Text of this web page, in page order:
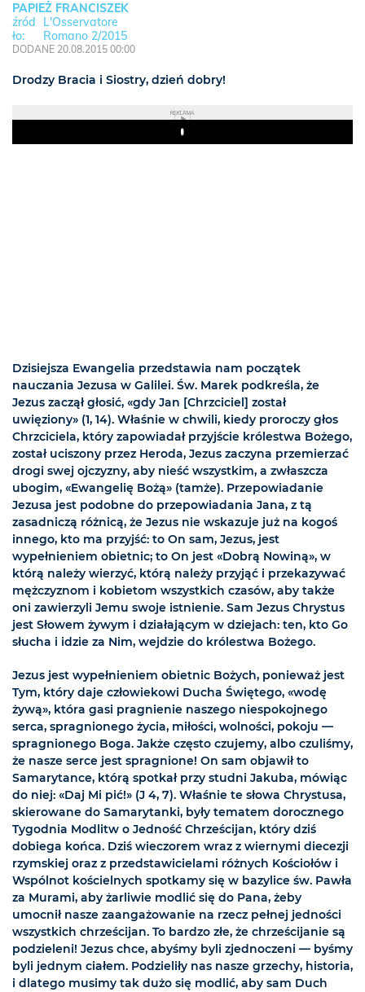
PAPIEŻ FRANCISZEK
L'Osservatore
Romano 2/2015
DODANE 20.08.2015 00:00
Drodzy Bracia i Siostry, dzień dobry!
REKLAMA
Play
Dzisiejsza Ewangelia przedstawia nam początek
nauczania Jezusa w Galilei. Św. Marek podkreśla, że
Jezus zaczął głosić, «gdy Jan [Chrzciciel] został
uwięziony» (1, 14). Właśnie w chwili, kiedy proroczy głos
Chrzciciela, który zapowiadał przyjście królestwa Bożego,
został uciszony przez Heroda, Jezus zaczyna przemierzać
drogi swej ojczyzny, aby nieść wszystkim, a zwłaszcza
ubogim, «Ewangelię Bożą» (tamże). Przepowiadanie
Jezusa jest podobne do przepowiadania Jana, z tą
zasadniczą różnicą, że Jezus nie wskazuje już na kogoś
innego, kto ma przyjść: to On sam, Jezus, jest
wypełnieniem obietnic; to On jest «Dobrą Nowiną», w
którą należy wierzyć, którą należy przyjąć i przekazywać
mężczyznom i kobietom wszystkich czasów, aby także
oni zawierzyli Jemu swoje istnienie. Sam Jezus Chrystus
jest Słowem żywym i działającym w dziejach: ten, kto Go
słucha i idzie za Nim, wejdzie do królestwa Bożego.
Jezus jest wypełnieniem obietnic Bożych, ponieważ jest
Tym, który daje człowiekowi Ducha Świętego, «wodę
żywą», która gasi pragnienie naszego niespokojnego
serca, spragnionego życia, miłości, wolności, pokoju —
spragnionego Boga. Jakże często czujemy, albo czuliśmy,
że nasze serce jest spragnione! On sam objawił to
Samarytance, którą spotkał przy studni Jakuba, mówiąc
do niej: «Daj Mi pić!» (J 4, 7). Właśnie te słowa Chrystusa,
skierowane do Samarytanki, były tematem dorocznego
Tygodnia Modlitw o Jedność Chrześcijan, który dziś
dobiega końca. Dziś wieczorem wraz z wiernymi diecezji
rzymskiej oraz z przedstawicielami różnych Kościołów i
Wspólnot kościelnych spotkamy się w bazylice św. Pawła
za Murami, aby żarliwie modlić się do Pana, żeby
umocnił nasze zaangażowanie na rzecz pełnej jedności
wszystkich chrześcijan. To bardzo złe, że chrześcijanie są
podzieleni! Jezus chce, abyśmy byli zjednoczeni — byśmy
byli jednym ciałem. Podzieliły nas nasze grzechy, historia,
i dlatego musimy tak dużo się modlić, aby sam Duch